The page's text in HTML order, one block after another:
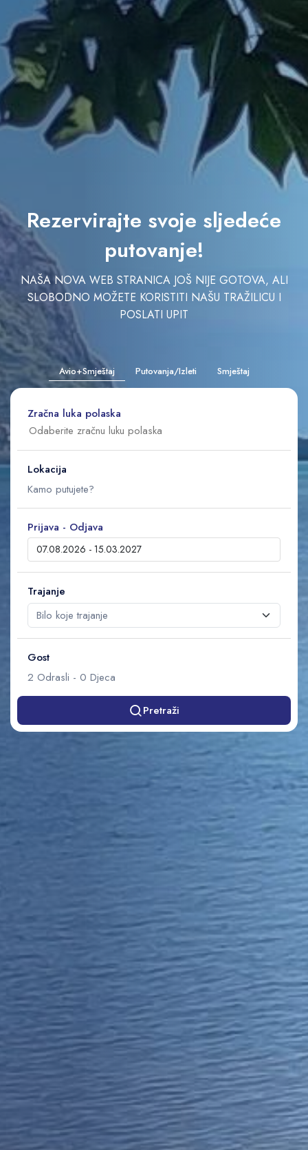
Rezervirajte svoje sljedeće
putovanje!
NAŠA NOVA WEB STRANICA JOŠ NIJE GOTOVA, ALI
SLOBODNO MOŽETE KORISTITI NAŠU TRAŽILICU I
POSLATI UPIT
Avio+Smještaj Putovanja/Izleti Smještaj
Zračna luka polaska
Lokacija
Prijava - Odjava
Trajanje
Gost
2 Odrasli - 0 Djeca
Pretraži